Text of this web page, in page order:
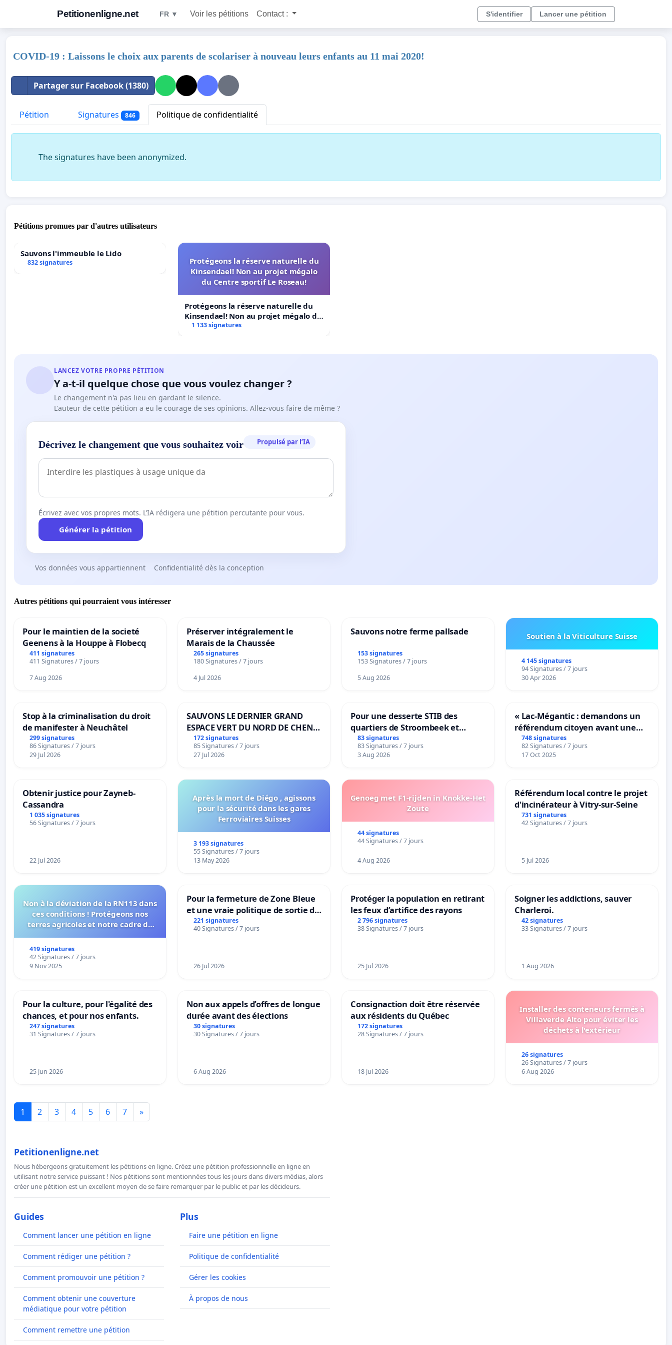
Petitionenligne.net FR ▼ Voir les pétitions Contact : S'identifier Lancer une pétition
COVID-19 : Laissons le choix aux parents de scolariser à nouveau leurs enfants au 11 mai 2020!
Partager sur Facebook (1380)
Pétition Signatures 846 Politique de confidentialité
The signatures have been anonymized.
Pétitions promues par d'autres utilisateurs
Sauvons l'immeuble le Lido
832 signatures
Protégeons la réserve naturelle du
Kinsendael! Non au projet mégalo
du Centre sportif Le Roseau!
Protégeons la réserve naturelle du
Kinsendael! Non au projet mégalo du
Centre sportif Le Roseau!
1 133 signatures
LANCEZ VOTRE PROPRE PÉTITION
Y a-t-il quelque chose que vous voulez changer ?
Le changement n'a pas lieu en gardant le silence.
L'auteur de cette pétition a eu le courage de ses opinions. Allez-vous faire de même ?
Décrivez le changement que vous souhaitez voir Propulsé par l’IA
Écrivez avec vos propres mots. L’IA rédigera une pétition percutante pour vous.
Générer la pétition
Vos données vous appartiennent Confidentialité dès la conception
Autres pétitions qui pourraient vous intéresser
Pour le maintien de la societé
Geenens à la Houppe à Flobecq
411 signatures
411 Signatures / 7 jours
7 Aug 2026
Préserver intégralement le
Marais de la Chaussée
265 signatures
180 Signatures / 7 jours
4 Jul 2026
Sauvons notre ferme pallsade
153 signatures
153 Signatures / 7 jours
5 Aug 2026
Soutien à la Viticulture Suisse
4 145 signatures
94 Signatures / 7 jours
30 Apr 2026
Stop à la criminalisation du droit
de manifester à Neuchâtel
299 signatures
86 Signatures / 7 jours
29 Jul 2026
SAUVONS LE DERNIER GRAND
ESPACE VERT DU NORD DE CHENE-
BOUGERIES
172 signatures
85 Signatures / 7 jours
27 Jul 2026
Pour une desserte STIB des
quartiers de Stroombeek et
Beauval - Voor een MIVB-
bediening van de wijken
Strombeek en Het Voor
83 signatures
83 Signatures / 7 jours
3 Aug 2026
« Lac-Mégantic : demandons un
référendum citoyen avant une
transformation irréversible de
notre territoire »
748 signatures
82 Signatures / 7 jours
17 Oct 2025
Obtenir justice pour Zayneb-
Cassandra
1 035 signatures
56 Signatures / 7 jours
22 Jul 2026
Après la mort de Diégo , agissons
pour la sécurité dans les gares
Ferroviaires Suisses
3 193 signatures
55 Signatures / 7 jours
13 May 2026
Genoeg met F1-rijden in Knokke-Het
Zoute
44 signatures
44 Signatures / 7 jours
4 Aug 2026
Référendum local contre le projet
d'incinérateur à Vitry-sur-Seine
731 signatures
42 Signatures / 7 jours
5 Jul 2026
Non à la déviation de la RN113 dans
ces conditions ! Protégeons nos
terres agricoles et notre cadre de
419 signatures
42 Signatures / 7 jours
9 Nov 2025
Pour la fermeture de Zone Bleue
et une vraie politique de sortie de
la dépendance
221 signatures
40 Signatures / 7 jours
26 Jul 2026
Protéger la population en retirant
les feux d’artifice des rayons
2 796 signatures
38 Signatures / 7 jours
25 Jul 2026
Soigner les addictions, sauver
Charleroi.
42 signatures
33 Signatures / 7 jours
1 Aug 2026
Pour la culture, pour l'égalité des
chances, et pour nos enfants.
247 signatures
31 Signatures / 7 jours
25 Jun 2026
Non aux appels d’offres de longue
durée avant des élections
30 signatures
30 Signatures / 7 jours
6 Aug 2026
Consignaction doit être réservée
aux résidents du Québec
172 signatures
28 Signatures / 7 jours
18 Jul 2026
Installer des conteneurs fermés à
Villaverde Alto pour éviter les
déchets à l'extérieur
26 signatures
26 Signatures / 7 jours
6 Aug 2026
1 2 3 4 5 6 7 »
Petitionenligne.net
Nous hébergeons gratuitement les pétitions en ligne. Créez une pétition professionnelle en ligne en
utilisant notre service puissant ! Nos pétitions sont mentionnées tous les jours dans divers médias, alors
créer une pétition est un excellent moyen de se faire remarquer par le public et par les décideurs.
Guides
Comment lancer une pétition en ligne
Comment rédiger une pétition ?
Comment promouvoir une pétition ?
Comment obtenir une couverture
médiatique pour votre pétition
Comment remettre une pétition
Plus
Faire une pétition en ligne
Politique de confidentialité
Gérer les cookies
À propos de nous